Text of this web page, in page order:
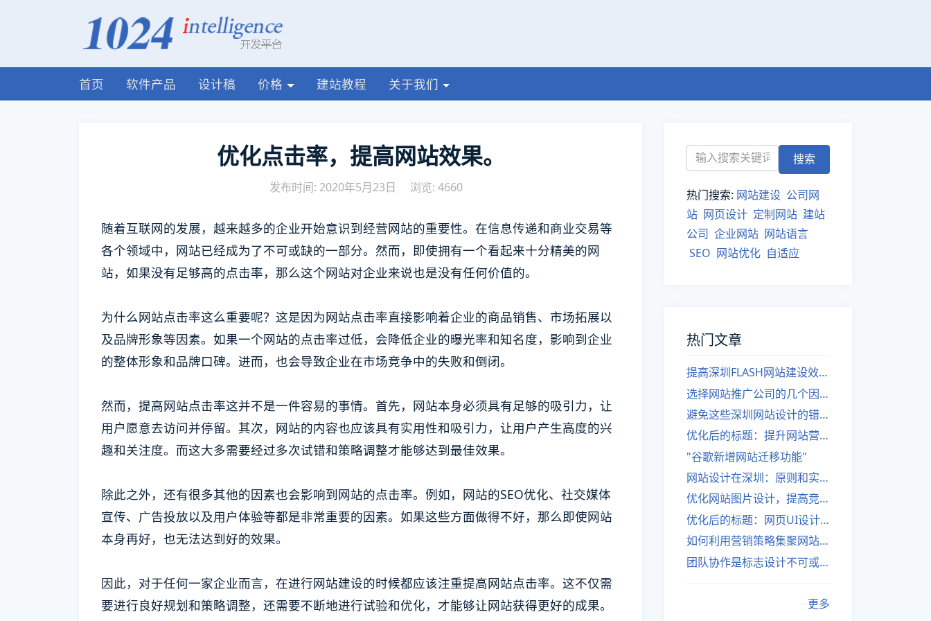
首页 软件产品 设计稿 价格 建站教程 关于我们
优化点击率，提高网站效果。
发布时间: 2020年5月23日 浏览: 4660
随着互联网的发展，越来越多的企业开始意识到经营网站的重要性。在信息传递和商业交易等
各个领域中，网站已经成为了不可或缺的一部分。然而，即使拥有一个看起来十分精美的网
站，如果没有足够高的点击率，那么这个网站对企业来说也是没有任何价值的。
为什么网站点击率这么重要呢？这是因为网站点击率直接影响着企业的商品销售、市场拓展以
及品牌形象等因素。如果一个网站的点击率过低，会降低企业的曝光率和知名度，影响到企业
的整体形象和品牌口碑。进而，也会导致企业在市场竞争中的失败和倒闭。
然而，提高网站点击率这并不是一件容易的事情。首先，网站本身必须具有足够的吸引力，让
用户愿意去访问并停留。其次，网站的内容也应该具有实用性和吸引力，让用户产生高度的兴
趣和关注度。而这大多需要经过多次试错和策略调整才能够达到最佳效果。
除此之外，还有很多其他的因素也会影响到网站的点击率。例如，网站的SEO优化、社交媒体
宣传、广告投放以及用户体验等都是非常重要的因素。如果这些方面做得不好，那么即使网站
本身再好，也无法达到好的效果。
因此，对于任何一家企业而言，在进行网站建设的时候都应该注重提高网站点击率。这不仅需
要进行良好规划和策略调整，还需要不断地进行试验和优化，才能够让网站获得更好的成果。
热门搜索: 网站建设 公司网
站 网页设计 定制网站 建站
公司 企业网站 网站语言
SEO 网站优化 自适应
热门文章
提高深圳FLASH网站建设效率的建议
选择网站推广公司的几个因素
避免这些深圳网站设计的错误
优化后的标题：提升网站营销绩效的策略
"谷歌新增网站迁移功能"
网站设计在深圳：原则和实践
优化网站图片设计，提高竞争力
优化后的标题：网页UI设计与APP UI设计应用软件
如何利用营销策略集聚网站流量
团队协作是标志设计不可或缺的一部分
更多